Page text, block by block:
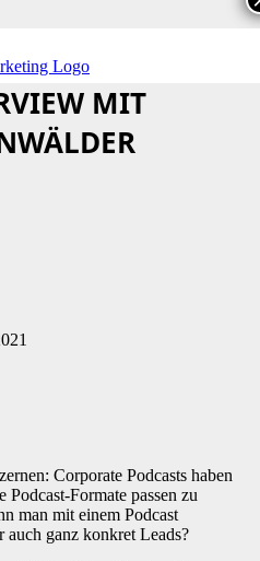
MIT
Corporate Podcasts haben
Formate passen zu
man mit einem Podcast
ganz konkret Leads?